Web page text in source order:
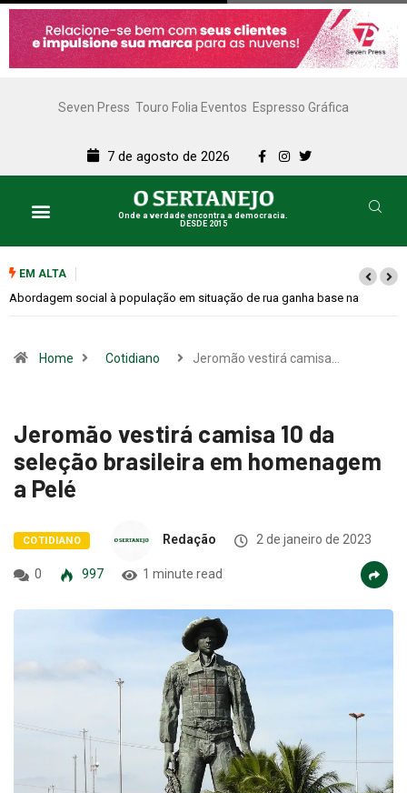
Seven Press Touro Folia Eventos Espresso Gráfica
7 de agosto de 2026
Onde a verdade encontra a democracia.
DESDE 2015
EM ALTA
Cemitérios terão horário especial e missas no Dia dos Pais
Home Cotidiano Jeromão vestirá camisa…
Jeromão vestirá camisa 10 da
seleção brasileira em homenagem
a Pelé
COTIDIANO Redação 2 de janeiro de 2023
0 997 1 minute read